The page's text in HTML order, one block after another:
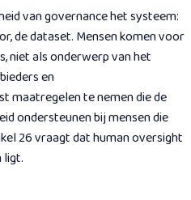
van governance het systeem:
de dataset. Mensen komen voor
niet als onderwerp van het
en
maatregelen te nemen die de
ondersteunen bij mensen die
26 vraagt dat human oversight
ligt.